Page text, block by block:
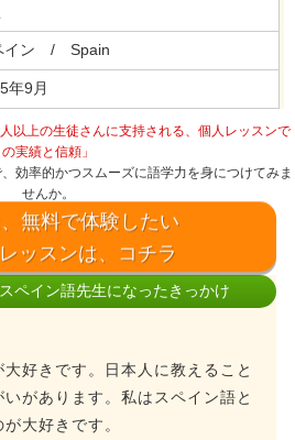
イン / Spain
年9月
以上の生徒さんに支持される、個人レッスンで
の実績と信頼」
効率的かつスムーズに語学力を身につけてみま
せんか。
無料で体験したい
ッスンは、コチラ
ペイン語先生になったきっかけ
好きです。日本人に教えること
があります。私はスペイン語と
大好きです。